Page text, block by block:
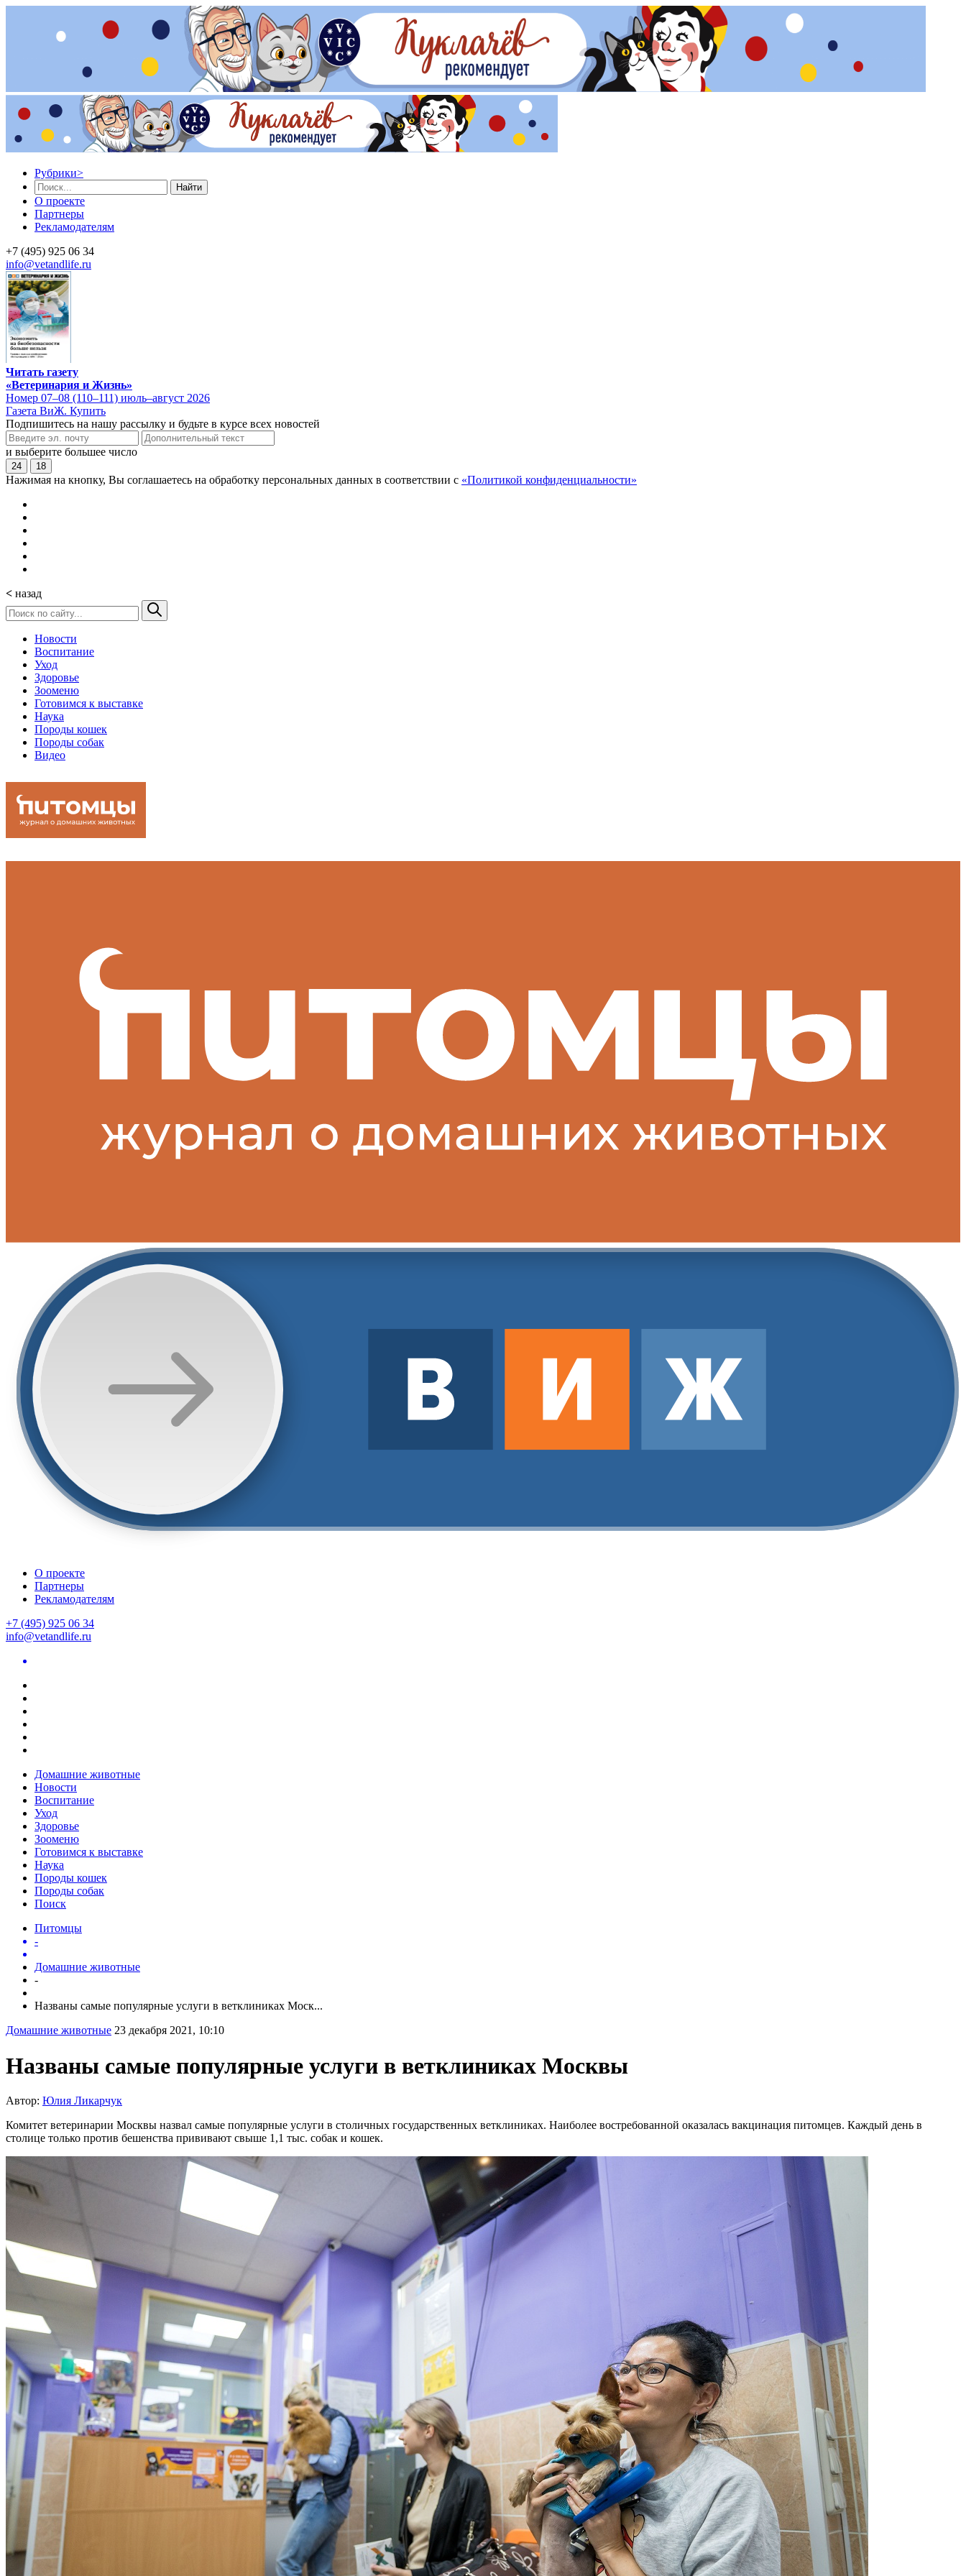
Рубрики>
Найти
О проекте
Партнеры
Рекламодателям
+7 (495) 925 06 34
info@vetandlife.ru
Читать газету
«Ветеринария и Жизнь»
Номер 07–08 (110–111) июль–август 2026
Газета ВиЖ. Купить
Подпишитесь на нашу рассылку и будьте в курсе всех новостей
и выберите большее число
24 18
Нажимая на кнопку, Вы соглашаетесь на обработку персональных данных в соответствии с «Политикой конфиденциальности»
< назад
Новости
Воспитание
Уход
Здоровье
Зооменю
Готовимся к выставке
Наука
Породы кошек
Породы собак
Видео
О проекте
Партнеры
Рекламодателям
+7 (495) 925 06 34
info@vetandlife.ru
Домашние животные
Новости
Воспитание
Уход
Здоровье
Зооменю
Готовимся к выставке
Наука
Породы кошек
Породы собак
Поиск
Питомцы
-
Домашние животные
-
Названы самые популярные услуги в ветклиниках Моск...
Домашние животные 23 декабря 2021, 10:10
Названы самые популярные услуги в ветклиниках Москвы
Автор: Юлия Ликарчук
Комитет ветеринарии Москвы назвал самые популярные услуги в столичных государственных ветклиниках. Наиболее востребованной оказалась вакцинация питомцев. Каждый день в
столице только против бешенства прививают свыше 1,1 тыс. собак и кошек.